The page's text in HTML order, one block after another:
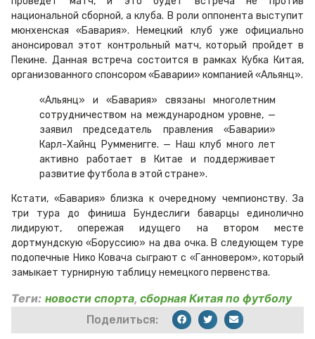
национальной сборной, а клуба. В роли оппонента выступит
мюнхенская «Бавария». Немецкий клуб уже официально
анонсировал этот контрольный матч, который пройдет в
Пекине. Данная встреча состоится в рамках Кубка Китая,
организованного спонсором «Баварии» компанией «Альянц».
«Альянц» и «Бавария» связаны многолетним
сотрудничеством на международном уровне, —
заявил председатель правления «Баварии»
Карл-Хайнц Румменигге. — Наш клуб много лет
активно работает в Китае и поддерживает
развитие футбола в этой стране».
Кстати, «Бавария» близка к очередному чемпионству. За
три тура до финиша Бундеслиги баварцы единолично
лидируют, опережая идущего на втором месте
дортмундскую «Боруссию» на два очка. В следующем туре
подопечные Нико Ковача сыграют с «Ганновером», который
замыкает турнирную таблицу немецкого первенства.
Теги: новости спорта, сборная Китая по футболу
Поделиться: